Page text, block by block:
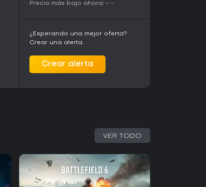
Precio más bajo ahora: - -
¿Esperando una mejor oferta?
Crear una alerta.
Crear alerta
VER TODO